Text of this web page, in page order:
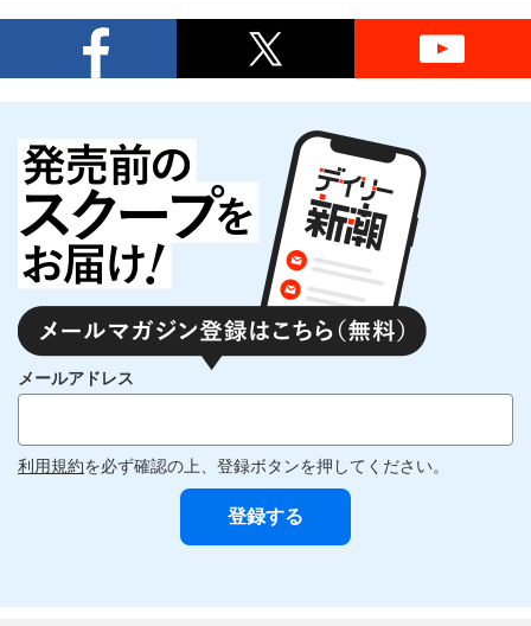
メールアドレス
利用規約を必ず確認の上、登録ボタンを押してください。